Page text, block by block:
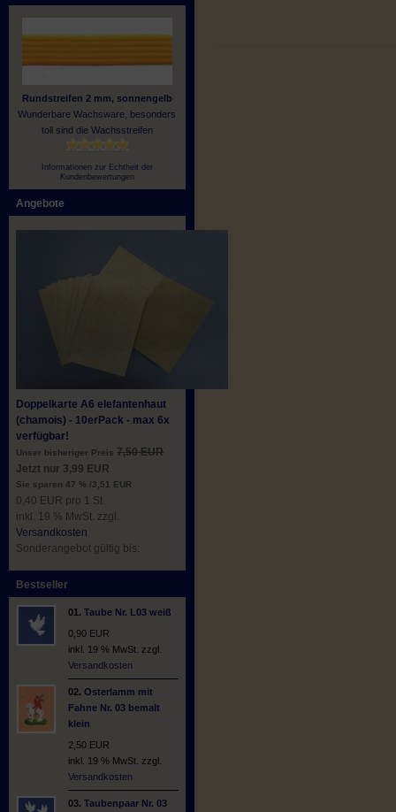
Rundstreifen 2 mm, sonnengelb
Wunderbare Wachsware, besonders
toll sind die Wachsstreifen
Informationen zur Echtheit der
Kundenbewertungen
Angebote
Doppelkarte A6 elefantenhaut
(chamois) - 10erPack - max 6x
verfügbar!
Unser bisheriger Preis 7,50 EUR
Jetzt nur 3,99 EUR
Sie sparen 47 % /3,51 EUR
0,40 EUR pro 1 St.
inkl. 19 % MwSt. zzgl.
Versandkosten
Sonderangebot gültig bis:
Bestseller
01. Taube Nr. L03 weiß
0,90 EUR
inkl. 19 % MwSt. zzgl.
Versandkosten
02. Osterlamm mit
Fahne Nr. 03 bemalt
klein
2,50 EUR
inkl. 19 % MwSt. zzgl.
Versandkosten
03. Taubenpaar Nr. 03